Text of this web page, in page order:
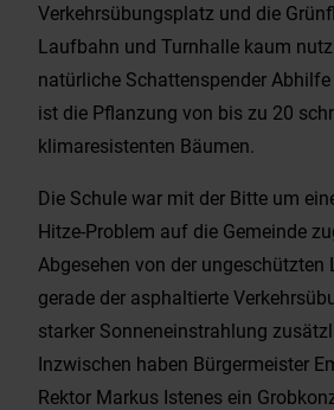
Verkehrsübungsplatz und die
Laufbahn und Turnhalle kaum
natürliche Schattenspender
ist die Pflanzung von bis zu 20
klimaresistenten Bäumen.
Die Schule war mit der Bitte um
Hitze-Problem auf die Gemeinde
Abgesehen von der ungeschützten
gerade der asphaltierte
starker Sonneneinstrahlung
Inzwischen haben Bürgermeister
Rektor Markus Istenes ein